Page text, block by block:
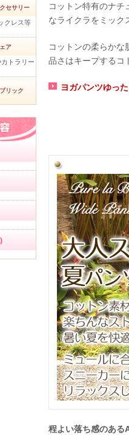
コットン特有のナチ
なライクラをミック
コットンの柔らかな
品さはキープするコ
ヨガパンツゆっ
程よい落ち感のある
セサリー
クレス等
ア
トラリー
リック